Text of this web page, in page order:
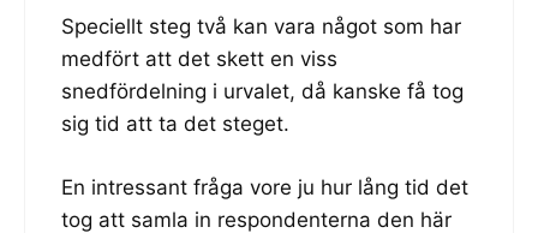
Speciellt steg två kan vara något som har
medfört att det skett en viss
snedfördelning i urvalet, då kanske få tog
sig tid att ta det steget.
En intressant fråga vore ju hur lång tid det
tog att samla in respondenterna den här